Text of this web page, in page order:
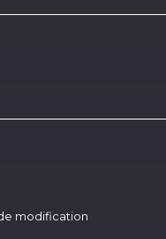
modification